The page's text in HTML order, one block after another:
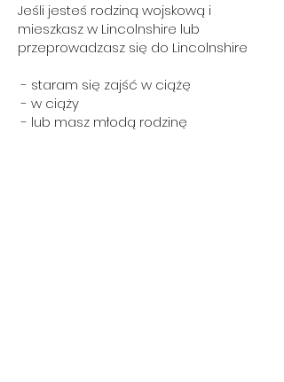
Jeśli jesteś rodziną wojskową i
mieszkasz w Lincolnshire lub
przeprowadzasz się do Lincolnshire
- staram się zajść w ciążę
- w ciąży
- lub masz młodą rodzinę